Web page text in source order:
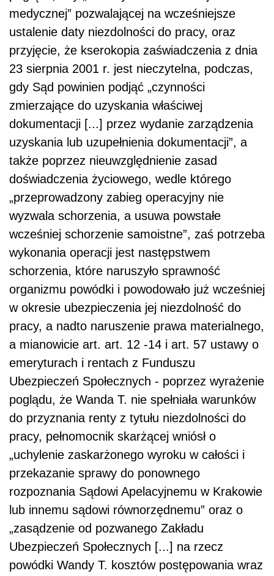
medycznej” pozwalającej na wcześniejsze
ustalenie daty niezdolności do pracy, oraz
przyjęcie, że kserokopia zaświadczenia z dnia
23 sierpnia 2001 r. jest nieczytelna, podczas,
gdy Sąd powinien podjąć „czynności
zmierzające do uzyskania właściwej
dokumentacji [...] przez wydanie zarządzenia
uzyskania lub uzupełnienia dokumentacji”, a
także poprzez nieuwzględnienie zasad
doświadczenia życiowego, wedle którego
„przeprowadzony zabieg operacyjny nie
wyzwala schorzenia, a usuwa powstałe
wcześniej schorzenie samoistne”, zaś potrzeba
wykonania operacji jest następstwem
schorzenia, które naruszyło sprawność
organizmu powódki i powodowało już wcześniej
w okresie ubezpieczenia jej niezdolność do
pracy, a nadto naruszenie prawa materialnego,
a mianowicie art. art. 12 -14 i art. 57 ustawy o
emeryturach i rentach z Funduszu
Ubezpieczeń Społecznych - poprzez wyrażenie
poglądu, że Wanda T. nie spełniała warunków
do przyznania renty z tytułu niezdolności do
pracy, pełnomocnik skarżącej wniósł o
„uchylenie zaskarżonego wyroku w całości i
przekazanie sprawy do ponownego
rozpoznania Sądowi Apelacyjnemu w Krakowie
lub innemu sądowi równorzędnemu” oraz o
„zasądzenie od pozwanego Zakładu
Ubezpieczeń Społecznych [...] na rzecz
powódki Wandy T. kosztów postępowania wraz